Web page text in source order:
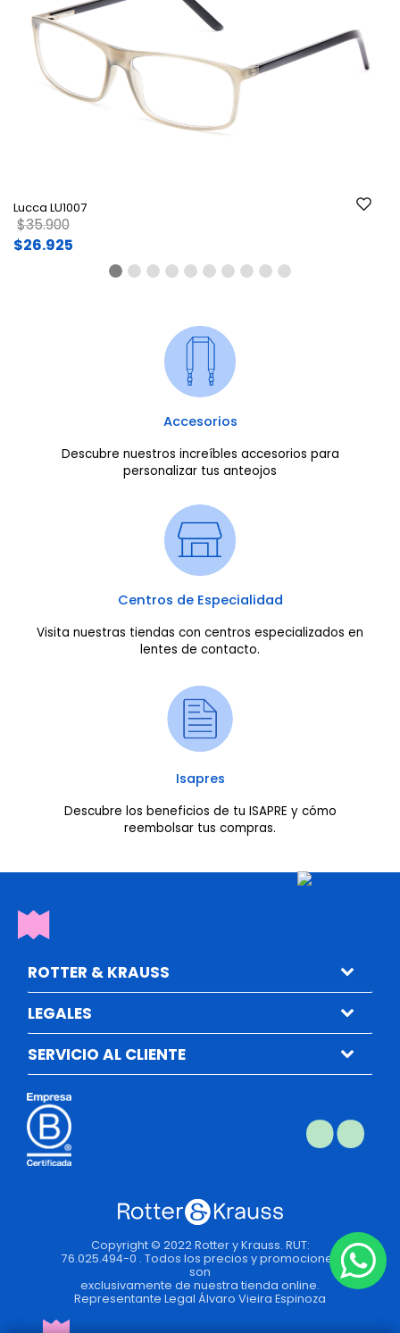
Lucca LU1007
Price reduced from
$35.900to
$26.925
Accesorios
Descubre nuestros increíbles accesorios para
personalizar tus anteojos
Centros de Especialidad
Visita nuestras tiendas con centros especializados en
lentes de contacto.
Isapres
Descubre los beneficios de tu ISAPRE y cómo
reembolsar tus compras.
ROTTER & KRAUSS
LEGALES
SERVICIO AL CLIENTE
Copyright © 2022 Rotter y Krauss. RUT:
76.025.494-0 . Todos los precios y promociones
son
exclusivamente de nuestra tienda online.
Representante Legal Álvaro Vieira Espinoza